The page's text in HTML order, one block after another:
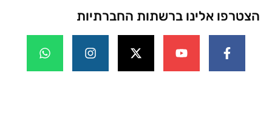
הצטרפו אלינו ברשתות החברתיות